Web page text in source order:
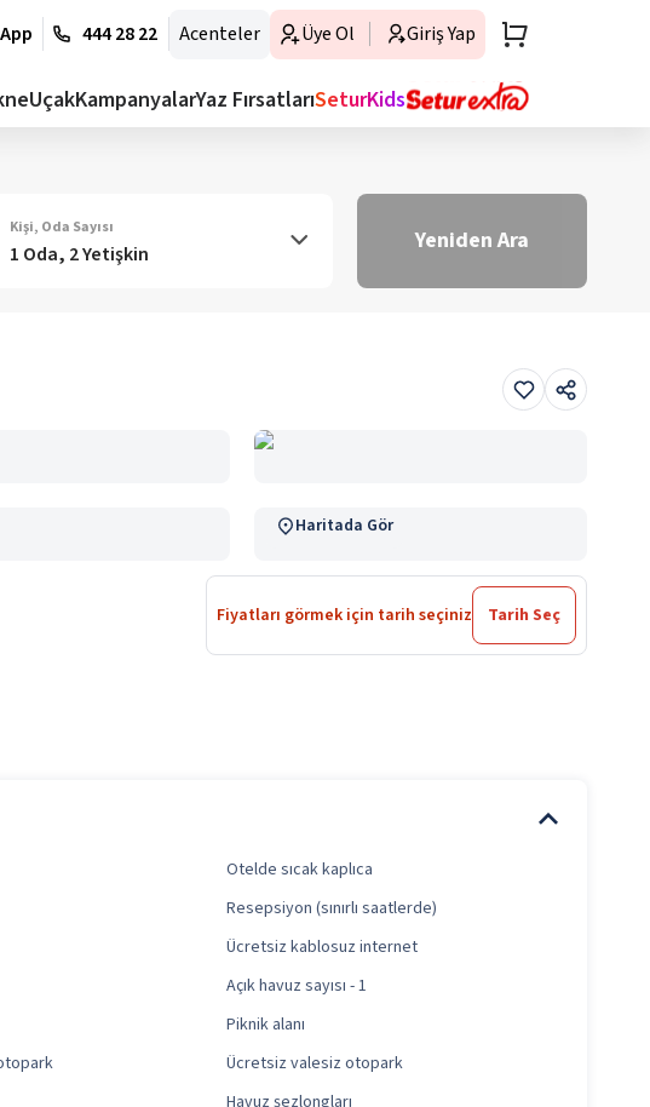
444 28 22 Acenteler Üye Ol Giriş Yap
UçakKampanyalarYaz FırsatlarıSeturKids
Kişi, Oda Sayısı
1 Oda, 2 Yetişkin Yeniden Ara
Haritada Gör
Fiyatları görmek için tarih seçiniz Tarih Seç
Otelde sıcak kaplıca
Resepsiyon (sınırlı saatlerde)
Ücretsiz kablosuz internet
Açık havuz sayısı - 1
Piknik alanı
Ücretsiz valesiz otopark
Havuz şezlongları